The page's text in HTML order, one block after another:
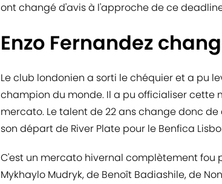
ont changé d'avis à l'approche de ce
Enzo Fernandez
Le club londonien a sorti le chéquier et a pu
champion du monde. Il a pu officialiser cette
mercato. Le talent de 22 ans change donc
son départ de River Plate pour le Benfica
C'est un mercato hivernal complètement fou
Mykhaylo Mudryk, de Benoît Badiashile, de